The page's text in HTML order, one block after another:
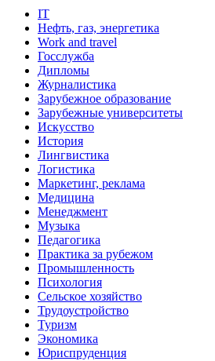
IT
Нефть, газ, энергетика
Work and travel
Госслужба
Дипломы
Журналистика
Зарубежное образование
Зарубежные университеты
Искусство
История
Лингвистика
Логистика
Маркетинг, реклама
Медицина
Менеджмент
Музыка
Педагогика
Практика за рубежом
Промышленность
Психология
Сельское хозяйство
Трудоустройство
Туризм
Экономика
Юриспруденция